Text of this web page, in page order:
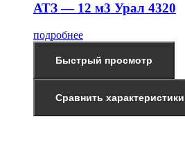
АТЗ — 12 м3 Урал 4320
подробнее
Быстрый просмотр
Сравнить характеристики